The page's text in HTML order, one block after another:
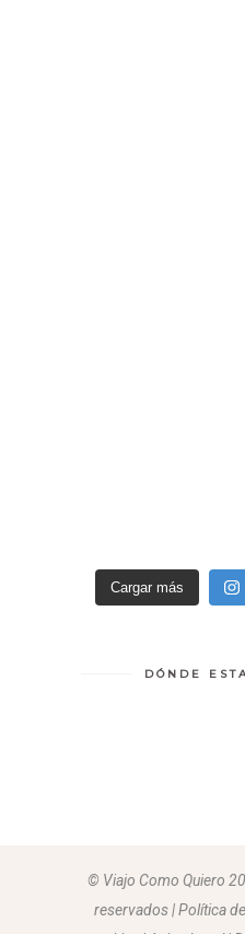
Cargar más
DÓNDE
© Viajo Como Quiero
reservados | Política